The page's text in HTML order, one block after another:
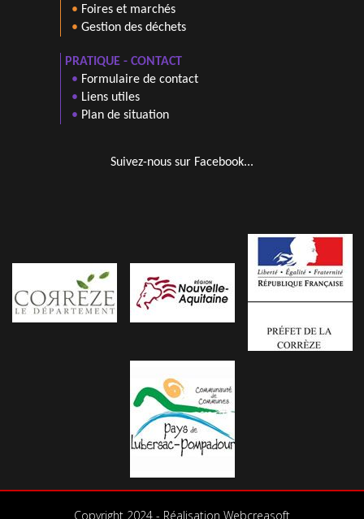
• Foires et marchés
• Gestion des déchets
PRATIQUE - CONTACT
• Formulaire de contact
• Liens utiles
• Plan de situation
Suivez-nous sur Facebook...
Copyright 2024 - Réalisation Webcreasoft